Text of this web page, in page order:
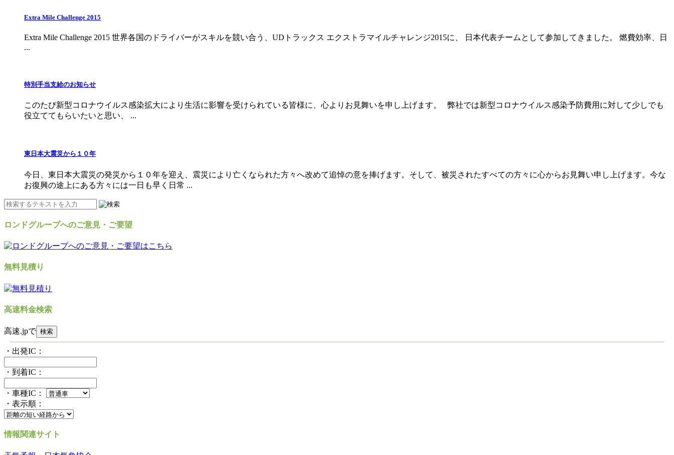
Extra Mile Challenge 2015
Extra Mile Challenge 2015 世界各国のドライバーがスキルを競い合う、UDトラックス エクストラマイルチャレンジ2015に、 日本代表チームとして参加してきました。 燃費効率、日
...
特別手当支給のお知らせ
このたび新型コロナウイルス感染拡大により生活に影響を受けられている皆様に、心よりお見舞いを申し上げます。 弊社では新型コロナウイルス感染予防費用に対して少しでも
役立ててもらいたいと思い、 ...
東日本大震災から１０年
今日、東日本大震災の発災から１０年を迎え、震災により亡くなられた方々へ改めて追悼の意を捧げます。そして、被災されたすべての方々に心からお見舞い申し上げます。今な
お復興の途上にある方々には一日も早く日常 ...
ロンドグループへのご意見・ご要望
無料見積り
高速料金検索
高速.jpで
・出発IC：
・到着IC：
・車種IC：
・表示順：
情報関連サイト